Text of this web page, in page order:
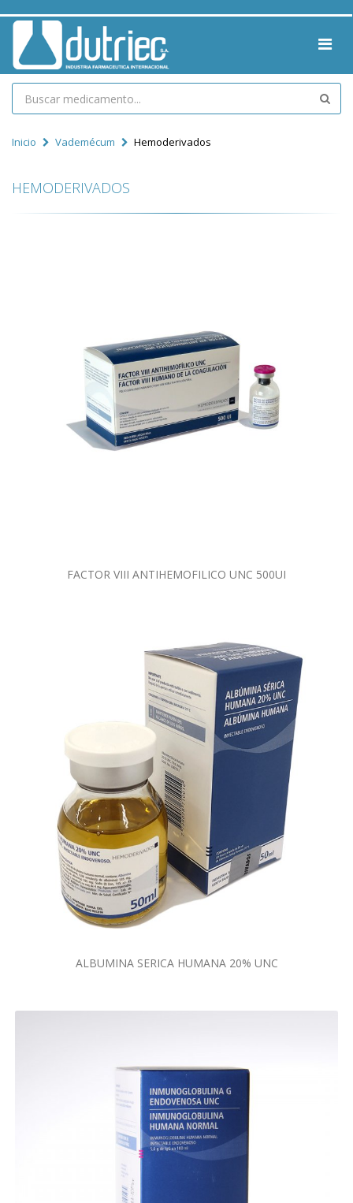
Inicio Vademécum Hemoderivados
HEMODERIVADOS
FACTOR VIII ANTIHEMOFILICO UNC 500UI
ALBUMINA SERICA HUMANA 20% UNC